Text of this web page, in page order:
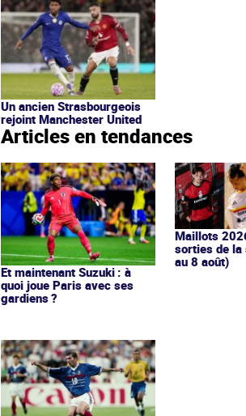
Un ancien Strasbourgeois
rejoint Manchester United
Articles en tendances
Et maintenant Suzuki : à
quoi joue Paris avec ses
gardiens ?
Maillots
sorties de la
au 8 août)